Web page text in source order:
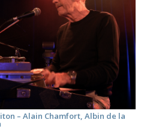
– Alain Chamfort, Albin de la